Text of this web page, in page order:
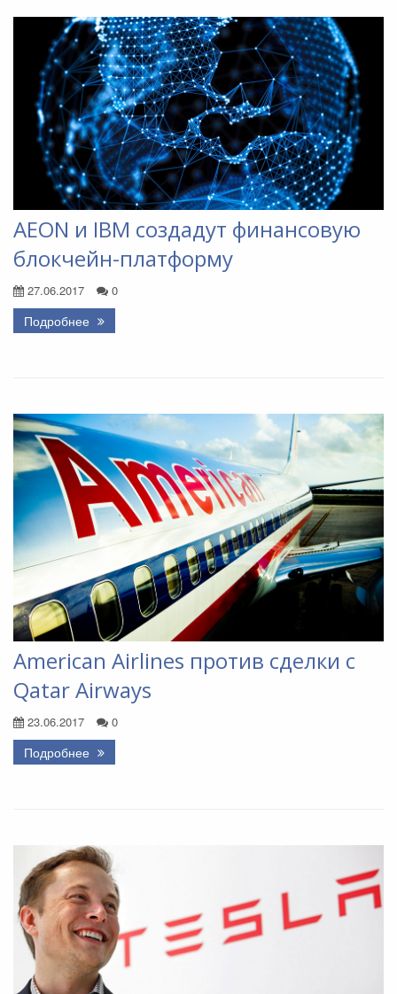
AEON и IBM создадут финансовую
блокчейн-платформу
27.06.2017 0
Подробнее
American Airlines против сделки с
Qatar Airways
23.06.2017 0
Подробнее